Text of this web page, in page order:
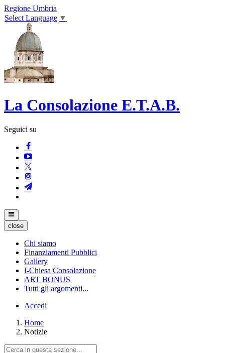
Regione Umbria
Select Language ▼
La Consolazione E.T.A.B.
Seguici su
close
Chi siamo
Finanziamenti Pubblici
Gallery
I-Chiesa Consolazione
ART BONUS
Tutti gli argomenti...
Accedi
Home
Notizie